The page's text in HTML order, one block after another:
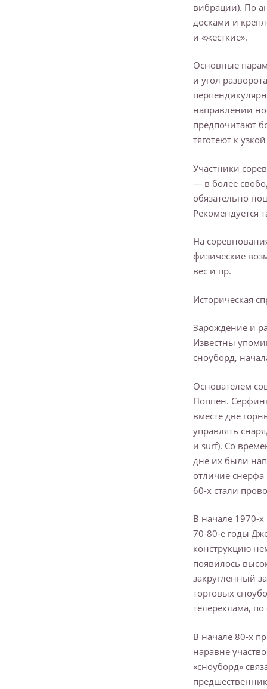
вибрации). По
досками и
и «жесткие».
Основные
и угол
направлении
предпочитают
тяготеют к
Участники
— в более
обязательно
Рекомендуется
На
физические
вес и пр.
Историческая
Зарождение и
Известны
сноуборд,
Основателем
Поппен.
вместе две
управлять
и surf). Со
дне их были
отличие снерфа
60-х стали
В начале 1970-
70-80-е годы
конструкцию
появилось
закругленный
торговых
телереклама,
В начале 80-х
наравне
«сноуборд»